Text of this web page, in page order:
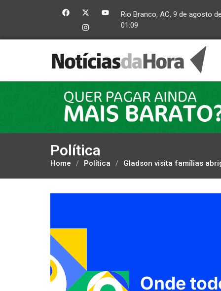
Rio Branco, AC, 9 de agosto
01:09
Política
Home / Política / Gladson visita famílias